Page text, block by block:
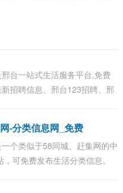
台一站式生活服务平台,免费
招聘信息、邢台123招聘、邢
-分类信息网_免费
个类似于58同城、赶集网的中
可免费发布生活分类信息。